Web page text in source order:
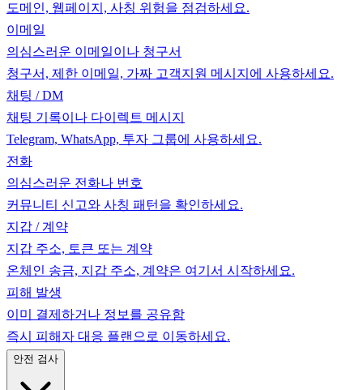
도메인, 웹페이지, 사칭 위험을 점검하세요.
이메일
의심스러운 이메일이나 청구서
청구서, 제한 이메일, 가짜 고객지원 메시지에 사용하세요.
채팅 / DM
채팅 기록이나 다이렉트 메시지
Telegram, WhatsApp, 투자 그룹에 사용하세요.
전화
의심스러운 전화나 번호
커뮤니티 신고와 사칭 패턴을 확인하세요.
지갑 / 계약
지갑 주소, 토큰 또는 계약
온체인 송금, 지갑 주소, 계약은 여기서 시작하세요.
피해 발생
이미 결제하거나 정보를 공유함
즉시 피해자 대응 플랜으로 이동하세요.
안전 검사